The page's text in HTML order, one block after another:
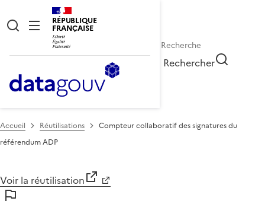
RÉPUBLIQUE
FRANÇAISE
Rechercher
Accueil Réutilisations
Compteur collaboratif des signatures du
référendum ADP
Voir la réutilisation